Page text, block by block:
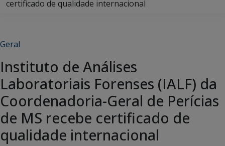
certificado de qualidade internacional
Geral
Instituto de Análises
Laboratoriais Forenses (IALF) da
Coordenadoria-Geral de Perícias
de MS recebe certificado de
qualidade internacional